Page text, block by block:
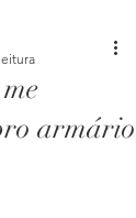
armário